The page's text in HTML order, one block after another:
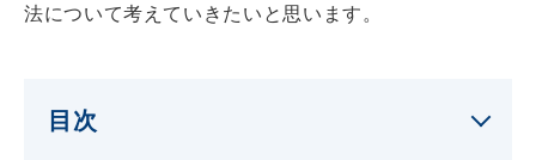
法について考えていきたいと思います。
目次